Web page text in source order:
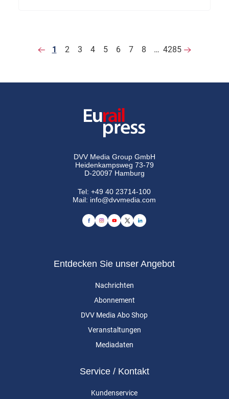
1 2 3 4 5 6 7 8 … 4285
DVV Media Group GmbH
Heidenkampsweg 73-79
D-20097 Hamburg
Tel:+49 40 23714-100
Mail: info@dvvmedia.com
Entdecken Sie unser Angebot
Nachrichten
Abonnement
DVV Media Abo Shop
Veranstaltungen
Mediadaten
Service / Kontakt
Kundenservice